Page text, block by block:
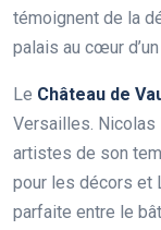
témoignent de la
palais au cœur
Le Château de
Versailles. Nicolas
artistes de son
pour les décors et
parfaite entre le